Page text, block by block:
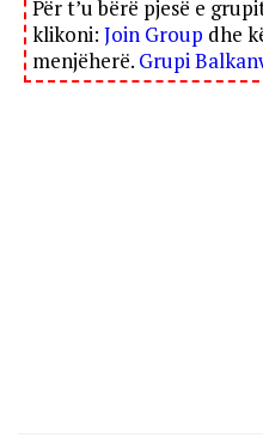
Për t’u bërë pjesë e
klikoni: Join Group dhe
menjëherë. Grupi